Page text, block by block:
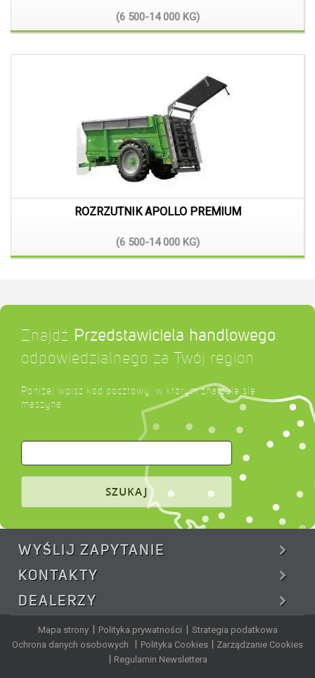
(6 500-14 000 KG)
ROZRZUTNIK APOLLO PREMIUM
(6 500-14 000 KG)
Znajdź Przedstawiciela handlowego
odpowiedzialnego za Twój region
Poniżej wpisz kod pocztowy, w którym znajduje się
maszyna
SZUKAJ
KONTAKTY
DEALERZY
WYŚLIJ ZAPYTANIE
Mapa strony | Polityka prywatności | Strategia podatkowa
Ochrona danych osobowych
| Polityka Cookies | Zarządzanie Cookies
| Regulamin Newslettera